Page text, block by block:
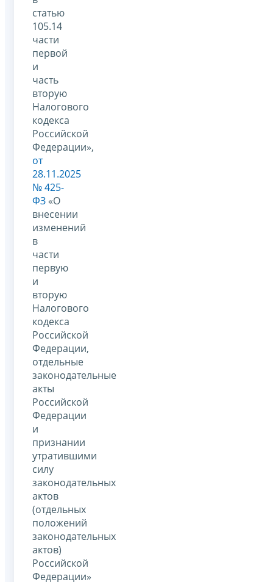
статью
105.14
части
первой
и
часть
вторую
Налогового
кодекса
Российской
Федерации»,
от
28.11.2025
№ 425-
ФЗ «О
внесении
изменений
в
части
первую
и
вторую
Налогового
кодекса
Российской
Федерации,
отдельные
законодательные
акты
Российской
Федерации
и
признании
утратившими
силу
законодательных
актов
(отдельных
положений
законодательных
актов)
Российской
Федерации»